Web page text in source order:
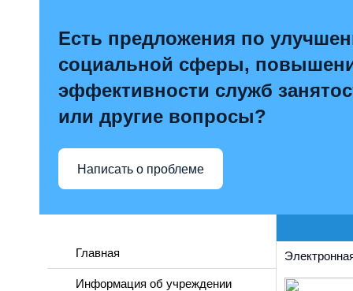
Есть предложения по
социальной сферы,
эффективности служб
или другие вопросы?
Написать о проблеме
Главная
Информация об учреждении